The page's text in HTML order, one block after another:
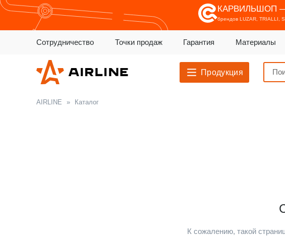
КАРВИЛЬШОП
брендов LUZAR, TRIALLI,
Сотрудничество Точки продаж Гарантия Материалы
Продукция
AIRLINE » Каталог
К сожалению, такой